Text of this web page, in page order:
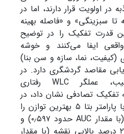
اولویت قرار دارند، اما در
تا سبزینگی» و «فاصله بهینه
قدرت تفکیک را در توضیح
ایفا می‌کنند و خوشه
نما، سازه و سن بنا)
مقاصد گردشگری دارد. در
میان سناریوهای ترکیب، عملگر WLC رفتاری
تفکیک تصادفی نشان داد، در
حالی‌که سناریوی OWA با پارامتر بتا ۵ بهترین توازن را
میان تفکیک‌پذیری کلی (با مقدار AUC حدود ۰٫۵۹۷) و
پوشش نقاط مثبت در ۲۰ درصد بالایی نقشه (با مقدار